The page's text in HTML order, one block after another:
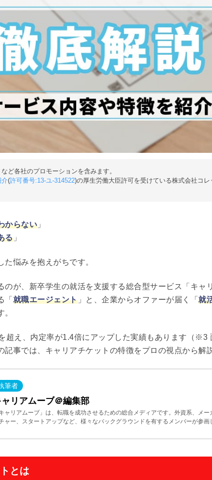
ど各社のプロモーションを含みます。
介(許可番号:13-ユ-314522)の厚生労働大臣許可を受けている株式会社コレ
からない 」
る」
た悩みを抱えがちです。
のが、新卒学生の就活を支援する総合型サービス「キャ
「 就職エージェント」と、企業からオファーが届く「 就
超え、内定率が1.4倍にアップした実績もあります（※3
記事では、キャリアチケットの特徴をプロの視点から解
ャリアムーブ＠編集部
キャリアムーブ」は、転職を成功させるための総合メディアです。外資系、メ
ャー、スタートアップなど、様々なバックグラウンドを有するメンバーが参画
とは